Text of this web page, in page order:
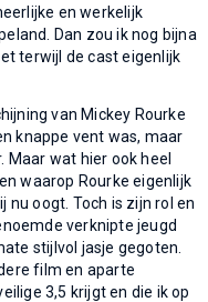
en werkelijk
Dan zou ik nog bijna
terwijl de cast eigenlijk
van Mickey Rourke
knappe vent was, maar
wat hier ook heel
waarop Rourke eigenlijk
oogt. Toch is zijn rol en
verknipte jeugd
stijlvol jasje gegoten.
film en aparte
3,5 krijgt en die ik op